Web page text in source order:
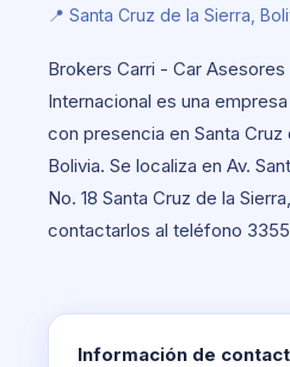
📍 Santa Cruz de la Sierra,
Brokers Carri - Car
Internacional es una
con presencia en Santa Cruz
Bolivia. Se localiza en Av.
No. 18 Santa Cruz de la
contactarlos al teléfono
Información de